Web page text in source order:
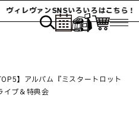
ィレヴァンSNSいろいろはこちら！
】アルバム『ミスタートロット
イブ＆特典会